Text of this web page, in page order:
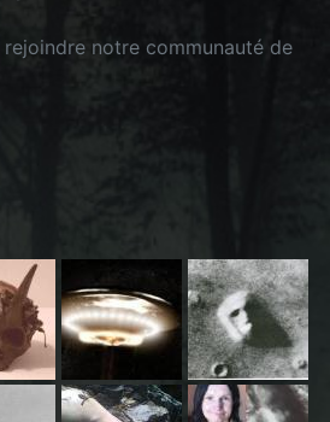
notre communauté de